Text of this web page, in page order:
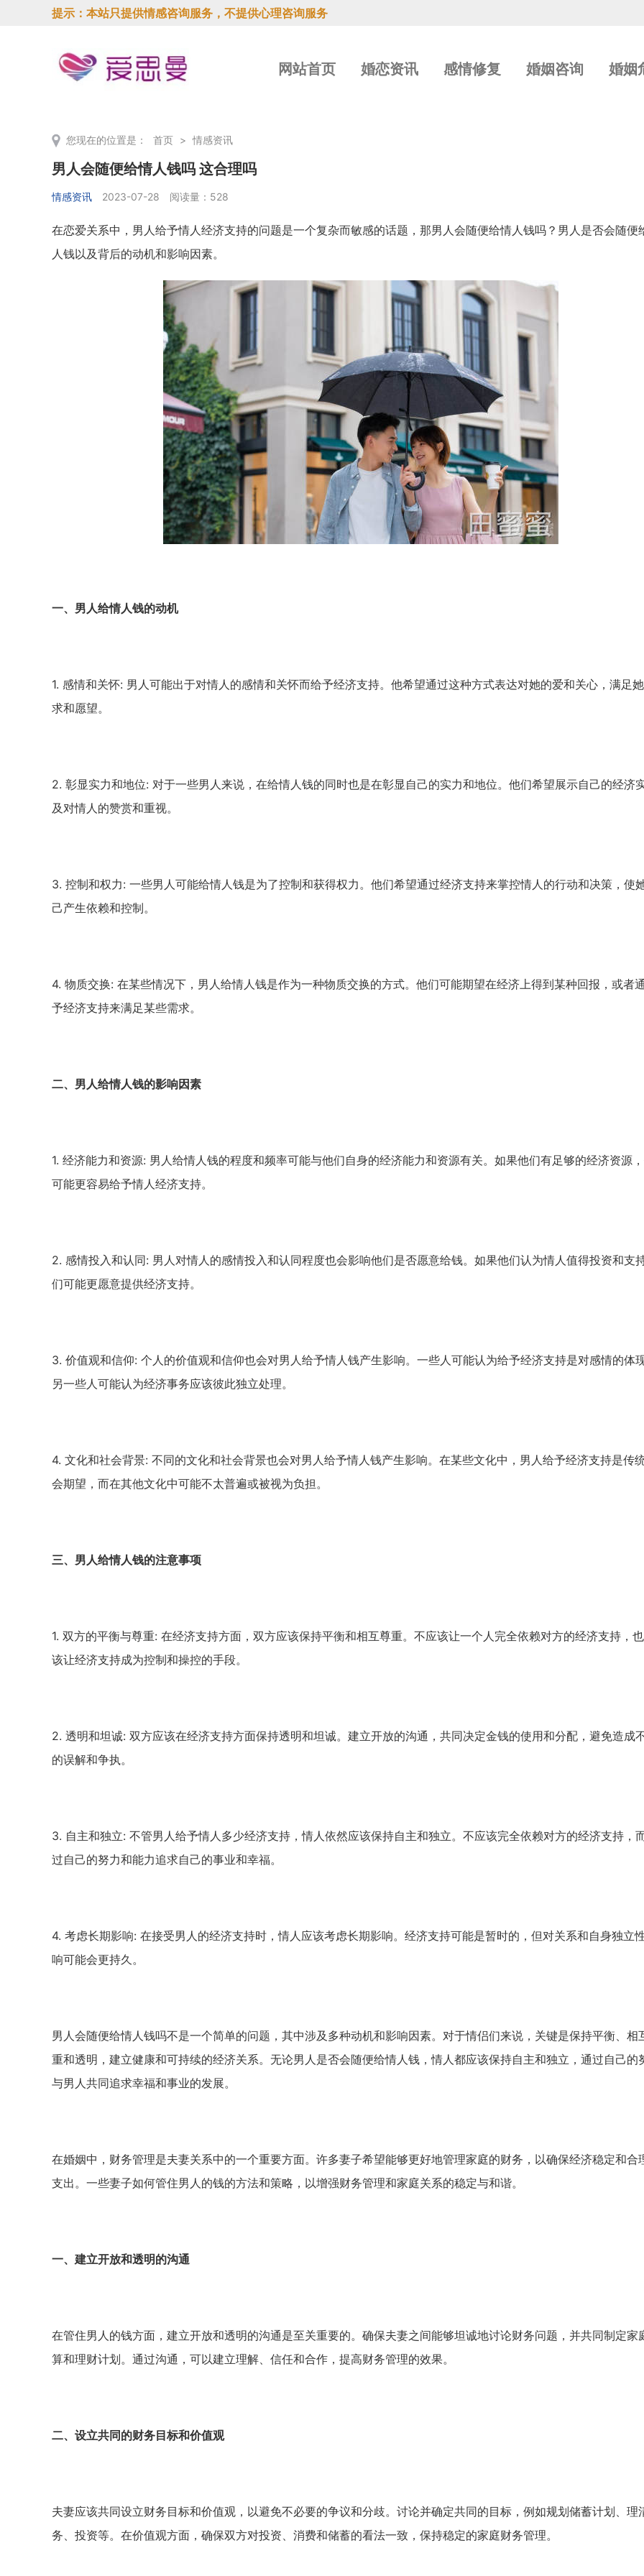
提示：本站只提供情感咨询服务，不提供心理咨询服务
网站首页 婚恋资讯 感情修复 婚姻咨询 婚姻
您现在的位置是： 首页 > 情感资讯
男人会随便给情人钱吗 这合理吗
情感资讯 2023-07-28 阅读量：528
在恋爱关系中，男人给予情人经济支持的问题是一个复杂而敏感的话题，那男人会随便给情人钱吗？男人是否会随便
人钱以及背后的动机和影响因素。
一、男人给情人钱的动机
1. 感情和关怀: 男人可能出于对情人的感情和关怀而给予经济支持。他希望通过这种方式表达对她的爱和关心，满足
求和愿望。
2. 彰显实力和地位: 对于一些男人来说，在给情人钱的同时也是在彰显自己的实力和地位。他们希望展示自己的经济
及对情人的赞赏和重视。
3. 控制和权力: 一些男人可能给情人钱是为了控制和获得权力。他们希望通过经济支持来掌控情人的行动和决策，使
己产生依赖和控制。
4. 物质交换: 在某些情况下，男人给情人钱是作为一种物质交换的方式。他们可能期望在经济上得到某种回报，或者
予经济支持来满足某些需求。
二、男人给情人钱的影响因素
1. 经济能力和资源: 男人给情人钱的程度和频率可能与他们自身的经济能力和资源有关。如果他们有足够的经济资源
可能更容易给予情人经济支持。
2. 感情投入和认同: 男人对情人的感情投入和认同程度也会影响他们是否愿意给钱。如果他们认为情人值得投资和支
们可能更愿意提供经济支持。
3. 价值观和信仰: 个人的价值观和信仰也会对男人给予情人钱产生影响。一些人可能认为给予经济支持是对感情的体
另一些人可能认为经济事务应该彼此独立处理。
4. 文化和社会背景: 不同的文化和社会背景也会对男人给予情人钱产生影响。在某些文化中，男人给予经济支持是传
会期望，而在其他文化中可能不太普遍或被视为负担。
三、男人给情人钱的注意事项
1. 双方的平衡与尊重: 在经济支持方面，双方应该保持平衡和相互尊重。不应该让一个人完全依赖对方的经济支持，
该让经济支持成为控制和操控的手段。
2. 透明和坦诚: 双方应该在经济支持方面保持透明和坦诚。建立开放的沟通，共同决定金钱的使用和分配，避免造成
的误解和争执。
3. 自主和独立: 不管男人给予情人多少经济支持，情人依然应该保持自主和独立。不应该完全依赖对方的经济支持，
过自己的努力和能力追求自己的事业和幸福。
4. 考虑长期影响: 在接受男人的经济支持时，情人应该考虑长期影响。经济支持可能是暂时的，但对关系和自身独立
响可能会更持久。
男人会随便给情人钱吗不是一个简单的问题，其中涉及多种动机和影响因素。对于情侣们来说，关键是保持平衡、相
重和透明，建立健康和可持续的经济关系。无论男人是否会随便给情人钱，情人都应该保持自主和独立，通过自己的
与男人共同追求幸福和事业的发展。
在婚姻中，财务管理是夫妻关系中的一个重要方面。许多妻子希望能够更好地管理家庭的财务，以确保经济稳定和合
支出。一些妻子如何管住男人的钱的方法和策略，以增强财务管理和家庭关系的稳定与和谐。
一、建立开放和透明的沟通
在管住男人的钱方面，建立开放和透明的沟通是至关重要的。确保夫妻之间能够坦诚地讨论财务问题，并共同制定家
算和理财计划。通过沟通，可以建立理解、信任和合作，提高财务管理的效果。
二、设立共同的财务目标和价值观
夫妻应该共同设立财务目标和价值观，以避免不必要的争议和分歧。讨论并确定共同的目标，例如规划储蓄计划、理
务、投资等。在价值观方面，确保双方对投资、消费和储蓄的看法一致，保持稳定的家庭财务管理。